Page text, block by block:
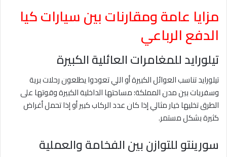
مزايا عامة ومقارنات بين سيارات كيا
الدفع الرباعي
تيلورايد للمغامرات العائلية الكبيرة
تيلورايد تناسب العوائل الكبيرة أو اللي تعودوا يطلعون رحلات برية
وسفريات بين مدن المملكة؛ مساحتها الداخلية الكبيرة وقوتها على
الطرق تخليها خيار مثالي إذا كان عدد الركاب كبير أو إذا تحمل أغراض
كثيرة بشكل مستمر.
سورينتو للتوازن بين الفخامة والعملية